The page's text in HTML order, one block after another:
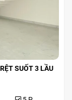
SUỐT 3 LẦU